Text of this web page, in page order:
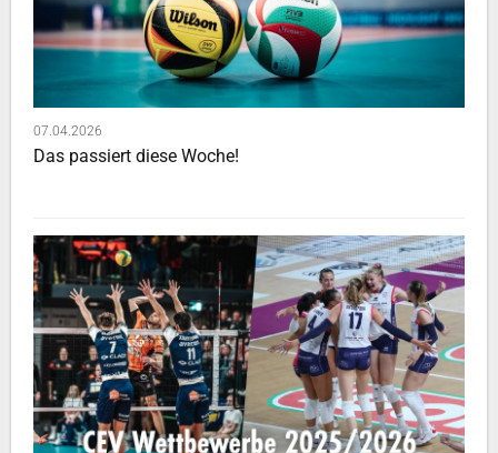
07.04.2026
Das passiert diese Woche!